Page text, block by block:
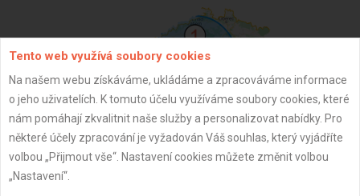
ZPĚT
Tento web využívá soubory cookies
Na našem webu získáváme, ukládáme a zpracováváme informace
o jeho uživatelích. K tomuto účelu využíváme soubory cookies, které
nám pomáhají zkvalitnit naše služby a personalizovat nabídky. Pro
některé účely zpracování je vyžadován Váš souhlas, který vyjádříte
volbou „Přijmout vše“. Nastavení cookies můžete změnit volbou
„Nastavení“.